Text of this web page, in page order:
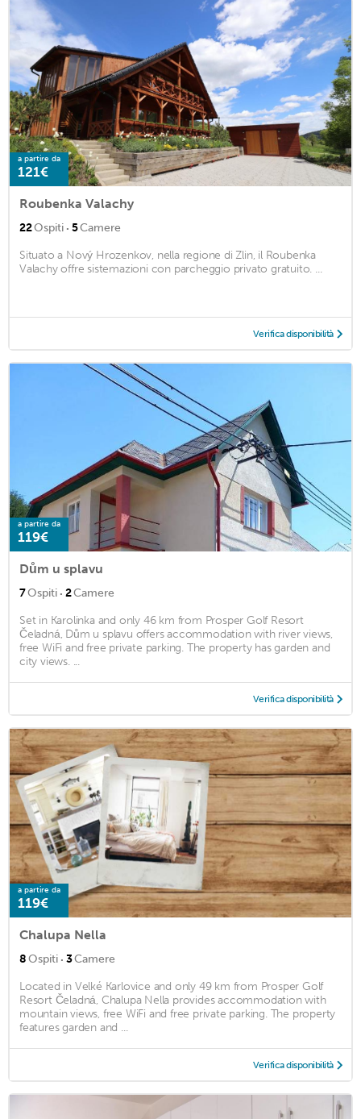
a partire da
121€
Roubenka Valachy
22Ospiti · 5Camere
Situato a Nový Hrozenkov, nella regione di Zlin, il Roubenka
Valachy offre sistemazioni con parcheggio privato gratuito. ...
Verifica disponibilità
a partire da
119€
Dům u splavu
7Ospiti · 2Camere
Set in Karolinka and only 46 km from Prosper Golf Resort
Čeladná, Dům u splavu offers accommodation with river views,
free WiFi and free private parking. The property has garden and
city views. ...
Verifica disponibilità
a partire da
119€
Chalupa Nella
8Ospiti · 3Camere
Located in Velké Karlovice and only 49 km from Prosper Golf
Resort Čeladná, Chalupa Nella provides accommodation with
mountain views, free WiFi and free private parking. The property
features garden and ...
Verifica disponibilità